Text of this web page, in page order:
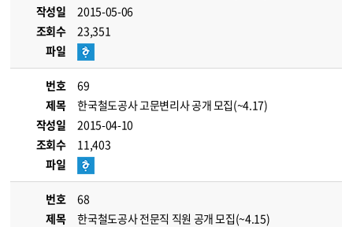
작성일
2015-05-06
조회수
23,351
파일
번호
69
제목
한국철도공사 고문변리사 공개 모집(~4.17)
작성일
2015-04-10
조회수
11,403
파일
번호
68
제목
한국철도공사 전문직 직원 공개 모집(~4.15)